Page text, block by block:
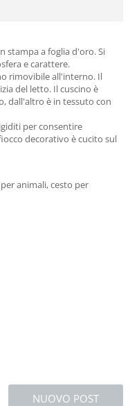
stampa a foglia d'oro. Si
e carattere.
rimovibile all'interno. Il
del letto. Il cuscino è
dall'altro è in tessuto con
per consentire
decorativo è cucito sul
animali, cesto per
NUOVO POST